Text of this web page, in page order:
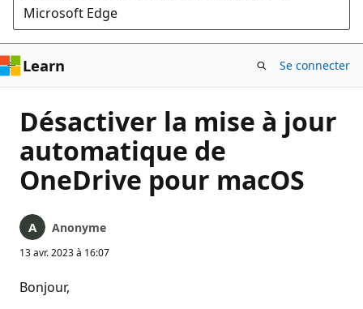
Microsoft Edge
Learn Se connecter
Désactiver la mise à jour
automatique de
OneDrive pour macOS
Anonyme
13 avr. 2023 à 16:07
Bonjour,